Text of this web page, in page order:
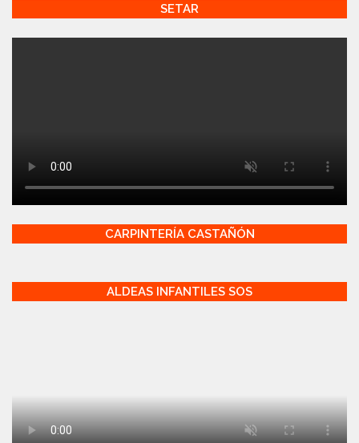
SETAR
CARPINTERÍA CASTAÑÓN
ALDEAS INFANTILES SOS